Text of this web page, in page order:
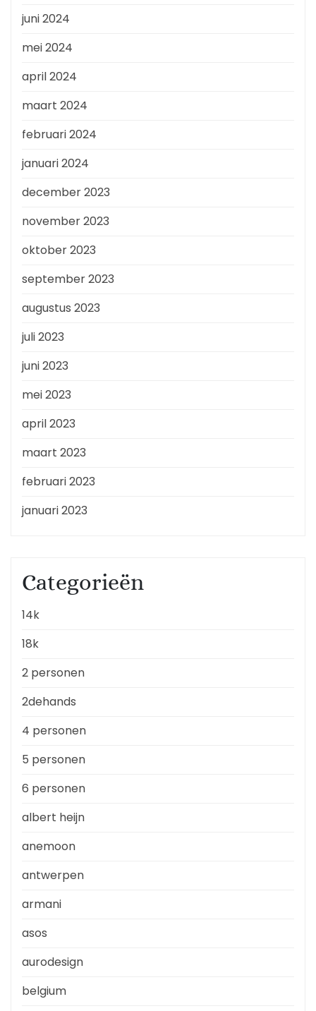
juni 2024
mei 2024
april 2024
maart 2024
februari 2024
januari 2024
december 2023
november 2023
oktober 2023
september 2023
augustus 2023
juli 2023
juni 2023
mei 2023
april 2023
maart 2023
februari 2023
januari 2023
Categorieën
14k
18k
2 personen
2dehands
4 personen
5 personen
6 personen
albert heijn
anemoon
antwerpen
armani
asos
aurodesign
belgium